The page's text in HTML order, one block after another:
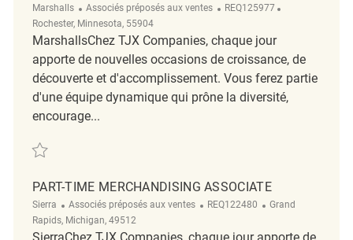
Marshalls Catégorie
Associés préposés aux ventes ReqId
REQ125977
Rochester, Minnesota, 55904
MarshallsChez TJX Companies, chaque jour
apporte de nouvelles occasions de croissance, de
découverte et d'accomplissement. Vous ferez partie
d'une équipe dynamique qui prône la diversité,
encourage...
Sauvegarder Part Time Merchandising Associate REQ125977
PART-TIME MERCHANDISING ASSOCIATE
Sierra Catégorie
Associés préposés aux ventes ReqId
REQ122480 Emplacement
Grand
Rapids, Michigan, 49512
SierraChez TJX Companies, chaque jour apporte de